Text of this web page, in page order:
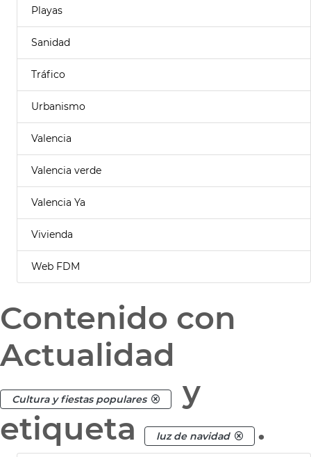
Playas
Sanidad
Tráfico
Urbanismo
Valencia
Valencia verde
Valencia Ya
Vivienda
Web FDM
Contenido con
Actualidad
Cultura y fiestas populares
y
etiqueta
luz de navidad .